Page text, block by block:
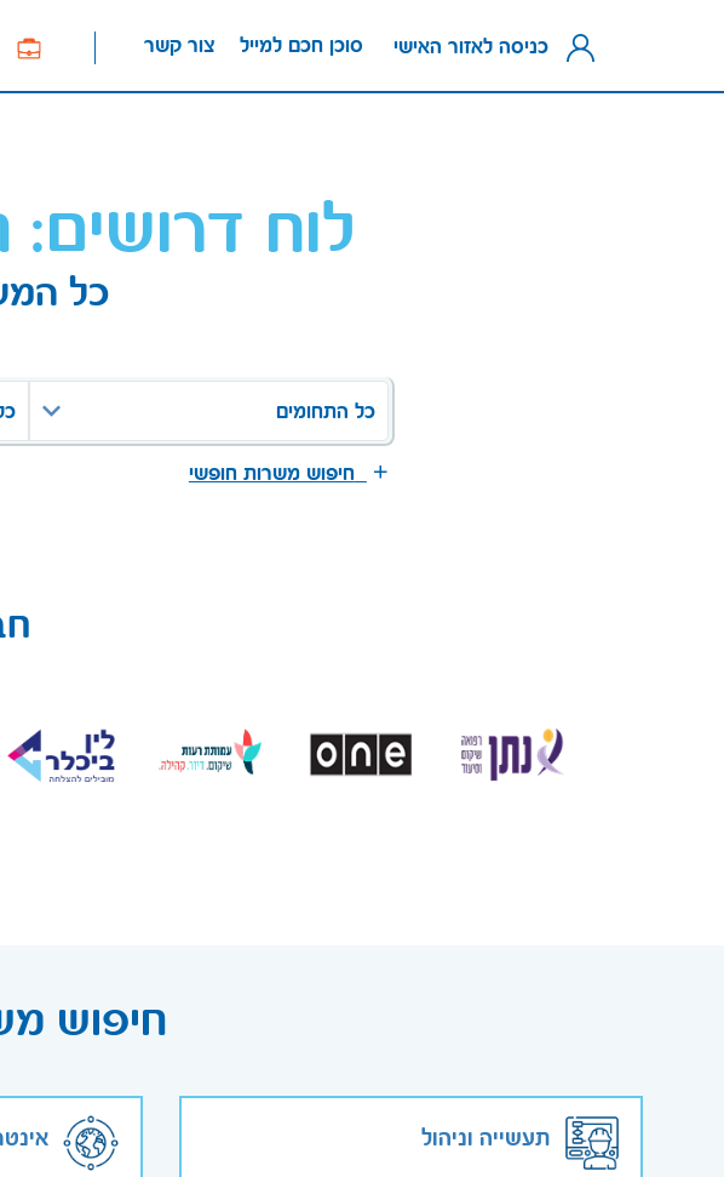
כניסה צור קשר סוכן חכם למייל כניסה לאזור האישי
לוח
כל
כל התחומים
חיפוש משרות חופשי
חיפוש
תעשייה וניהול